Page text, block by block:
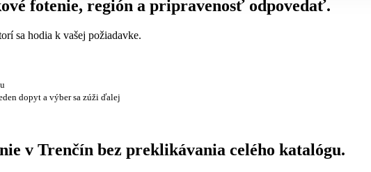
fotenie, región a pripravenosť odpovedať.
sa hodia k vašej požiadavke.
dopyt a výber sa zúži ďalej
v Trenčín bez preklikávania celého katalógu.